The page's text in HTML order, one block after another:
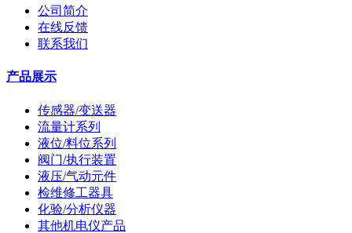
公司简介
在线反馈
联系我们
产品展示
传感器/变送器
流量计系列
液位/料位系列
阀门/执行装置
液压/气动元件
检维修工器具
化验/分析仪器
其他机电仪产品